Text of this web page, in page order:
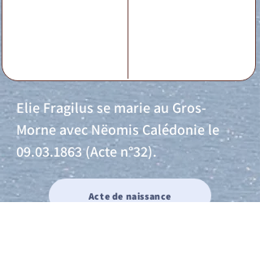
Elie Fragilus se marie au Gros-
Morne avec Nëomis Calédonie le
09.03.1863(Acte n°32).
Acte de naissance